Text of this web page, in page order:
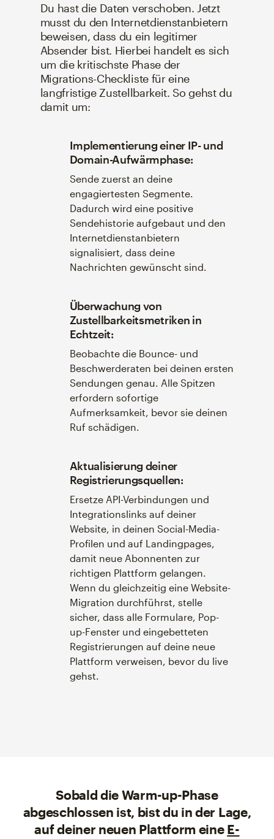
Du hast die Daten verschoben. Jetzt
musst du den Internetdienstanbietern
beweisen, dass du ein legitimer
Absender bist. Hierbei handelt es sich
um die kritischste Phase der
Migrations-Checkliste für eine
langfristige Zustellbarkeit. So gehst du
damit um:
Implementierung einer IP- und
Domain-Aufwärmphase:
Sende zuerst an deine
engagiertesten Segmente.
Dadurch wird eine positive
Sendehistorie aufgebaut und den
Internetdienstanbietern
signalisiert, dass deine
Nachrichten gewünscht sind.
Überwachung von
Zustellbarkeitsmetriken in
Echtzeit:
Beobachte die Bounce- und
Beschwerderaten bei deinen ersten
Sendungen genau. Alle Spitzen
erfordern sofortige
Aufmerksamkeit, bevor sie deinen
Ruf schädigen.
Aktualisierung deiner
Registrierungsquellen:
Ersetze API-Verbindungen und
Integrationslinks auf deiner
Website, in deinen Social-Media-
Profilen und auf Landingpages,
damit neue Abonnenten zur
richtigen Plattform gelangen.
Wenn du gleichzeitig eine Website-
Migration durchführst, stelle
sicher, dass alle Formulare, Pop-
up-Fenster und eingebetteten
Registrierungen auf deine neue
Plattform verweisen, bevor du live
gehst.
Sobald die Warm-up-Phase
abgeschlossen ist, bist du in der Lage,
auf deiner neuen Plattform eine E-